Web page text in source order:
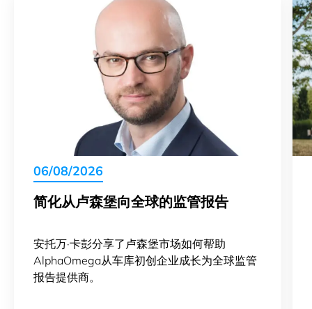
06/08/2026
简化从卢森堡向全球的监管报告
安托万·卡彭分享了卢森堡市场如何帮助
AlphaOmega从车库初创企业成长为全球监管
报告提供商。